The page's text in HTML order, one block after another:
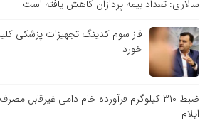
سالاری: تعداد بیمه پردازان کاهش یافته است
فاز سوم کدینگ تجهیزات پزشکی
خورد
ضبط ۳۱۰ کیلوگرم فرآورده خام دامی غیرقابل
ایلام